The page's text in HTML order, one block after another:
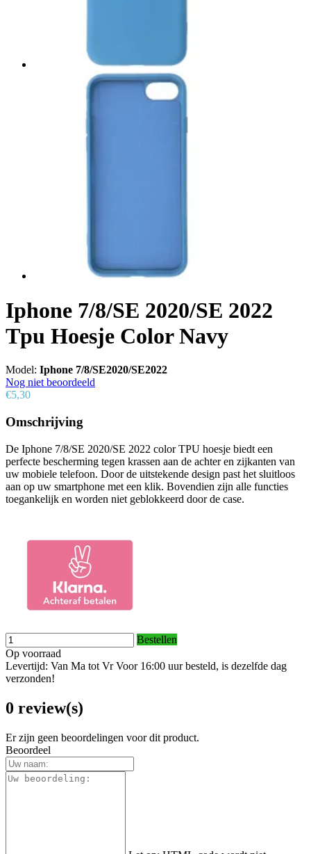
Iphone 7/8/SE 2020/SE 2022
Tpu Hoesje Color Navy
Model: Iphone 7/8/SE2020/SE2022
Nog niet beoordeeld
€5,30
Omschrijving
De Iphone 7/8/SE 2020/SE 2022 color TPU hoesje biedt een
perfecte bescherming tegen krassen aan de achter en zijkanten van
uw mobiele telefoon. Door de uitstekende design past het sluitloos
aan op uw smartphone met een klik. Bovendien zijn alle functies
toegankelijk en worden niet geblokkeerd door de case.
Bestellen
Op voorraad
Levertijd: Van Ma tot Vr Voor 16:00 uur besteld, is dezelfde dag
verzonden!
0 review(s)
Er zijn geen beoordelingen voor dit product.
Beoordeel